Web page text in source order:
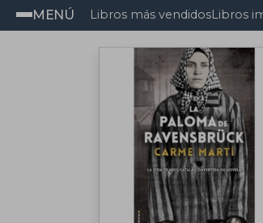
MENÚ Libros más vendidosLibros